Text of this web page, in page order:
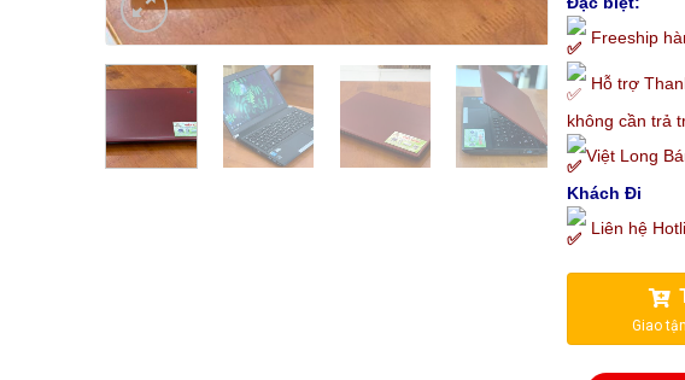
Freeship
Hỗ trợ
không cần trả
Việt Long
Khách Đi
Liên hệ